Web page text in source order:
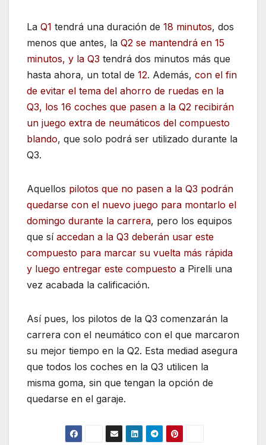
La Q1 tendrá una duración de 18 minutos, dos
menos que antes, la Q2 se mantendrá en 15
minutos, y la Q3 tendrá dos minutos más que
hasta ahora, un total de 12. Además, con el fin
de evitar el tema del ahorro de ruedas en la
Q3, los 16 coches que pasen a la Q2 recibirán
un juego extra de neumáticos del compuesto
blando, que solo podrá ser utilizado durante la
Q3.
Aquellos pilotos que no pasen a la Q3 podrán
quedarse con el nuevo juego para montarlo el
domingo durante la carrera, pero los equipos
que sí accedan a la Q3 deberán usar este
compuesto para marcar su vuelta más rápida
y luego entregar este compuesto a Pirelli una
vez acabada la calificación.
Así pues, los pilotos de la Q3 comenzarán la
carrera con el neumático con el que marcaron
su mejor tiempo en la Q2. Esta mediad asegura
que todos los coches en la Q3 utilicen la
misma goma, sin que tengan la opción de
quedarse en el garaje.